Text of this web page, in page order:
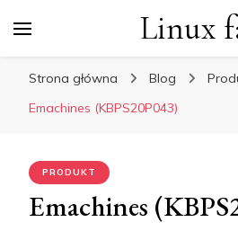
Linux
Strona główna Blog
Emachines (KBPS20P043)
PRODUKT
Emachines